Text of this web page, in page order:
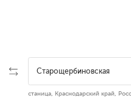
станица, Краснодарский край,